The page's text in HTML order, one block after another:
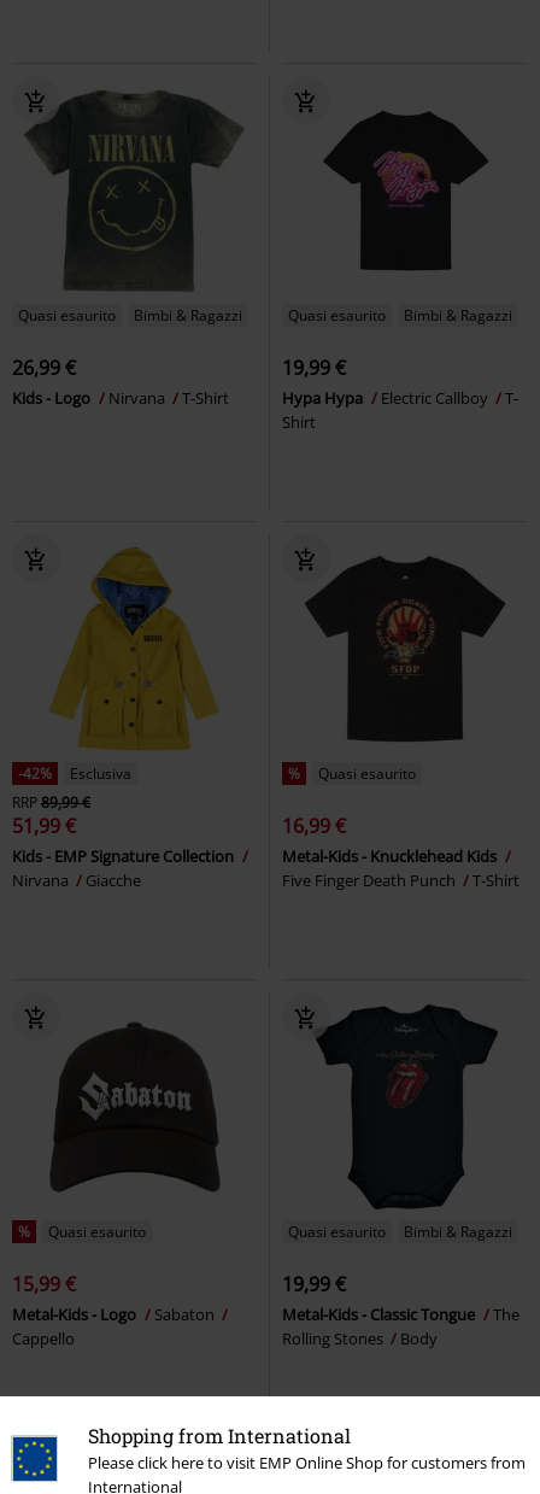
Shopping from International
Please click here to visit EMP Online Shop for customers from
International
Quasi esaurito Bimbi & Ragazzi
26,99 €
Kids - Logo Nirvana T-Shirt
Quasi esaurito Bimbi & Ragazzi
19,99 €
Hypa Hypa Electric Callboy
T-
Shirt
-42%
Esclusiva
RRP89,99 €
51,99 €
Kids - EMP Signature Collection
Nirvana
Giacche
% Quasi esaurito
16,99 €
Metal-Kids - Knucklehead Kids
Five Finger Death Punch
T-Shirt
% Quasi esaurito
15,99 €
Metal-Kids - Logo
Sabaton
Cappello
Quasi esaurito Bimbi & Ragazzi
19,99 €
Metal-Kids - Classic Tongue
The
Rolling Stones
Body